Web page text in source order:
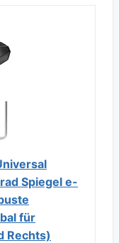
Spiegel e-
für
Rechts)